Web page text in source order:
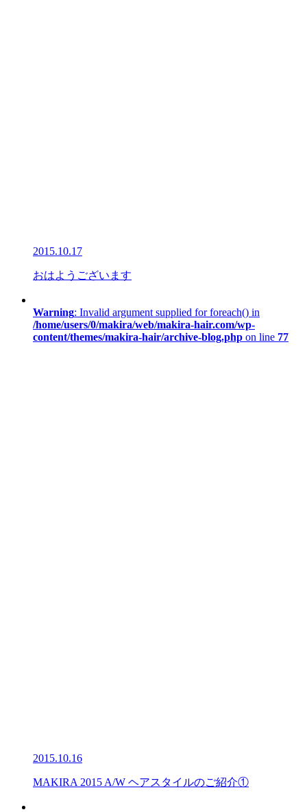
2015.10.17
おはようございます
Warning: Invalid argument supplied for foreach() in
/home/users/0/makira/web/makira-hair.com/wp-
content/themes/makira-hair/archive-blog.php on line 77
2015.10.16
MAKIRA 2015 A/W ヘアスタイルのご紹介①